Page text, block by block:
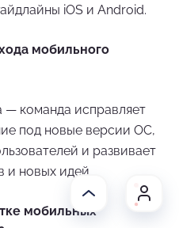
iOS и Android.
мобильного
— команда исправляет
под новые версии ОС,
и развивает
и новых идей.
мобильных